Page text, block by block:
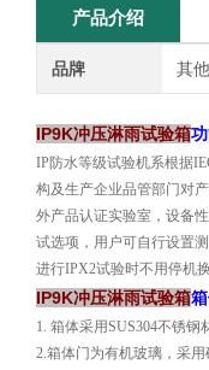
产品介绍
品牌 其
IP9K冲压淋雨试验箱
IP防水等级试验机系根据
构及生产企业品管部门对
外产品认证实验室，设备
试选项，用户可自行设置
进行IPX2试验时不用停机
IP9K冲压淋雨试验箱
1. 箱体采用SUS304不锈
2.箱体门为有机玻璃，采